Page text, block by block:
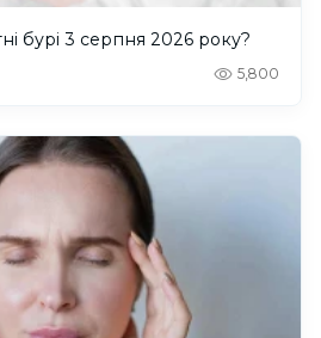
бурі 3 серпня 2026 року?
5,800